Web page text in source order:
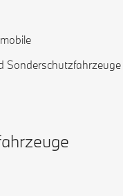
Sonderschutzfahrzeuge